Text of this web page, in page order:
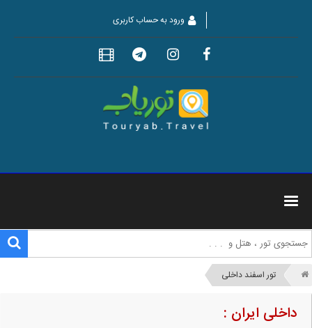
ورود به حساب کاربری
تور اسفند داخلی
داخلی ایران :